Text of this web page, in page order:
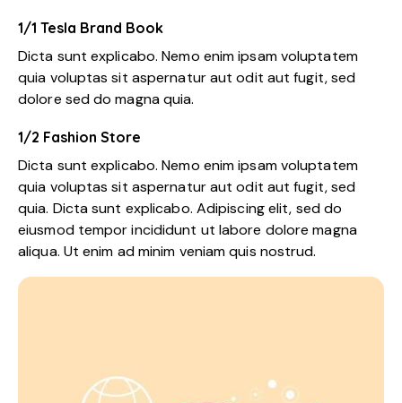
1/1 Tesla Brand Book
Dicta sunt explicabo. Nemo enim ipsam voluptatem
quia voluptas sit aspernatur aut odit aut fugit, sed
dolore sed do magna quia.
1/2 Fashion Store
Dicta sunt explicabo. Nemo enim ipsam voluptatem
quia voluptas sit aspernatur aut odit aut fugit, sed
quia. Dicta sunt explicabo. Adipiscing elit, sed do
eiusmod tempor incididunt ut labore dolore magna
aliqua. Ut enim ad minim veniam quis nostrud.